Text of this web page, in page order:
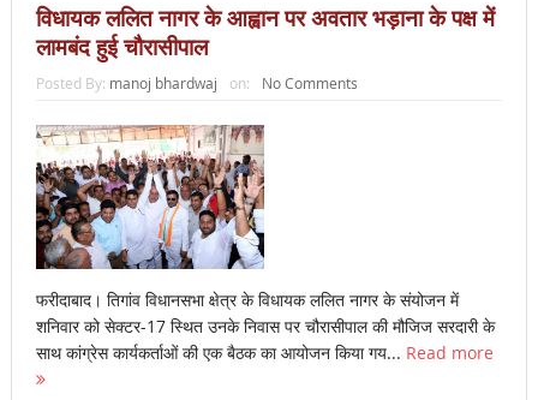
विधायक ललित नागर के आह्वान पर अवतार भड़ाना के पक्ष में
लामबंद हुई चौरासीपाल
Posted By: manoj bhardwaj on: No Comments
फरीदाबाद। तिगांव विधानसभा क्षेत्र के विधायक ललित नागर के संयोजन में
शनिवार को सेक्टर-17 स्थित उनके निवास पर चौरासीपाल की मौजिज सरदारी के
साथ कांग्रेस कार्यकर्ताओं की एक बैठक का आयोजन किया गय... Read more